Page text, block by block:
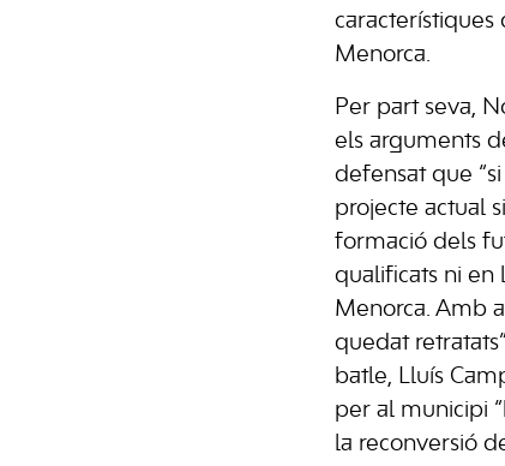
característiques
Menorca.
Per part seva,
els arguments
defensat que
projecte actual
formació dels
qualificats ni en
Menorca. Amb
quedat
batle, Lluís
per al municipi
la reconversió